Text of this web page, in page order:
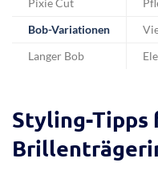
Pixie Cut
Bob-Variationen
Langer Bob
Styling-Tipps